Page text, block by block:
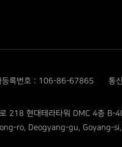
등록번호 : 106-86-67865 통
218 현대테라타워 DMC 4층 B-
ro, Deogyang-gu, Goyang-